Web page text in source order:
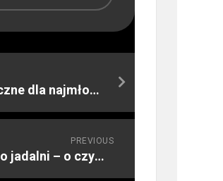
Efernando: auta elektryczne dla najmłodszych w każdym przedziale wiekowym
PREVIOUS
Zakup dobrego stołu do jadalni – o czym należy pamiętać